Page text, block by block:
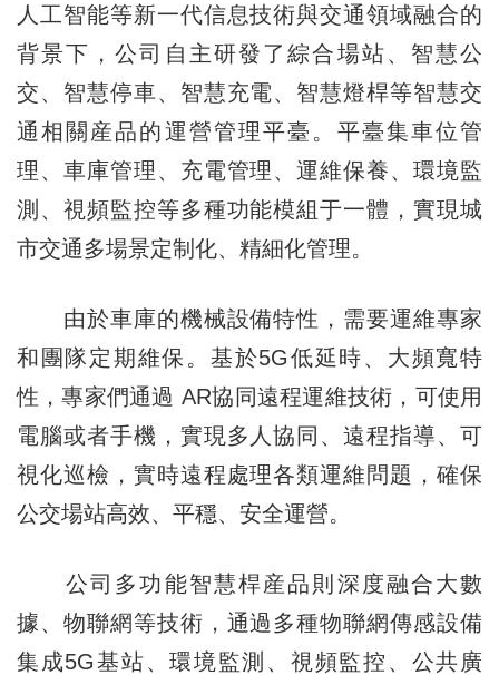
人工智能等新一代信息技術與交通領域融合的
背景下，公司自主研發了綜合場站、智慧公
交、智慧停車、智慧充電、智慧燈桿等智慧交
通相關産品的運營管理平臺。平臺集車位管
理、車庫管理、充電管理、運維保養、環境監
測、視頻監控等多種功能模組于一體，實現城
市交通多場景定制化、精細化管理。
由於車庫的機械設備特性，需要運維專家
和團隊定期維保。基於5G低延時、大頻寬特
性，專家們通過 AR協同遠程運維技術，可使用
電腦或者手機，實現多人協同、遠程指導、可
視化巡檢，實時遠程處理各類運維問題，確保
公交場站高效、平穩、安全運營。
公司多功能智慧桿産品則深度融合大數
據、物聯網等技術，通過多種物聯網傳感設備
集成5G基站、環境監測、視頻監控、公共廣